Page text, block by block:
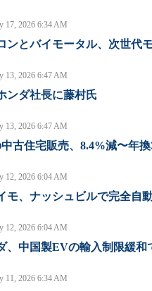
17, 2026 6:34 AM
ンとバイモータル、次世代
13, 2026 6:47 AM
ンダ社長に藤村氏
13, 2026 6:47 AM
古住宅販売、8.4%減〜年
12, 2026 6:04 AM
モ、ナッシュビルで完全自
12, 2026 6:04 AM
、中国製EVの輸入制限緩和
11, 2026 6:34 AM